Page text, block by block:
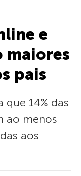
e
maiores
pais
que 14% das
ao menos
aos